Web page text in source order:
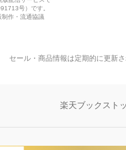
号）です。
作・流通協議
セール・商品情報は定期的に更新
楽天ブックスト